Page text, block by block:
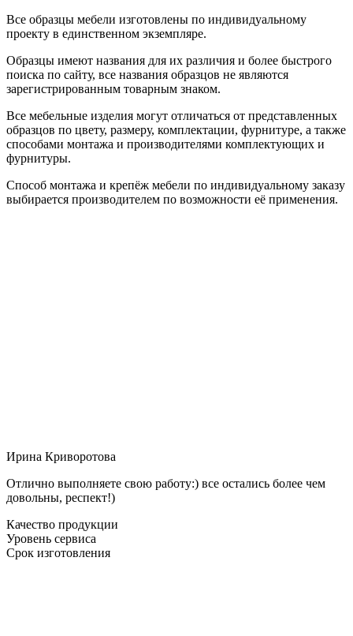
Все образцы мебели изготовлены по индивидуальному
проекту в единственном экземпляре.
Образцы имеют названия для их различия и более быстрого
поиска по сайту, все названия образцов не являются
зарегистрированным товарным знаком.
Все мебельные изделия могут отличаться от представленных
образцов по цвету, размеру, комплектации, фурнитуре, а также
способами монтажа и производителями комплектующих и
фурнитуры.
Способ монтажа и крепёж мебели по индивидуальному заказу
выбирается производителем по возможности её применения.
Ирина Криворотова
Отлично выполняете свою работу:) все остались более чем
довольны, респект!)
Качество продукции
Уровень сервиса
Срок изготовления